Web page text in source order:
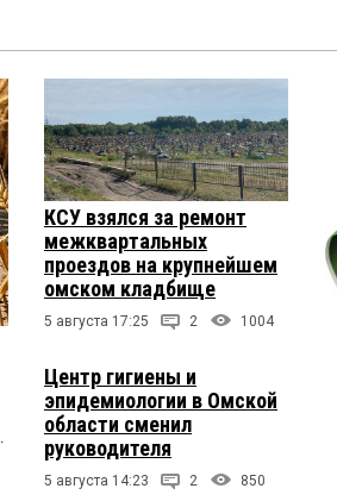
КСУ взялся за ремонт
межквартальных
проездов на крупнейшем
омском кладбище
5 августа 17:25 2 1004
Центр гигиены и
эпидемиологии в Омской
области сменил
руководителя
5 августа 14:23 2 850